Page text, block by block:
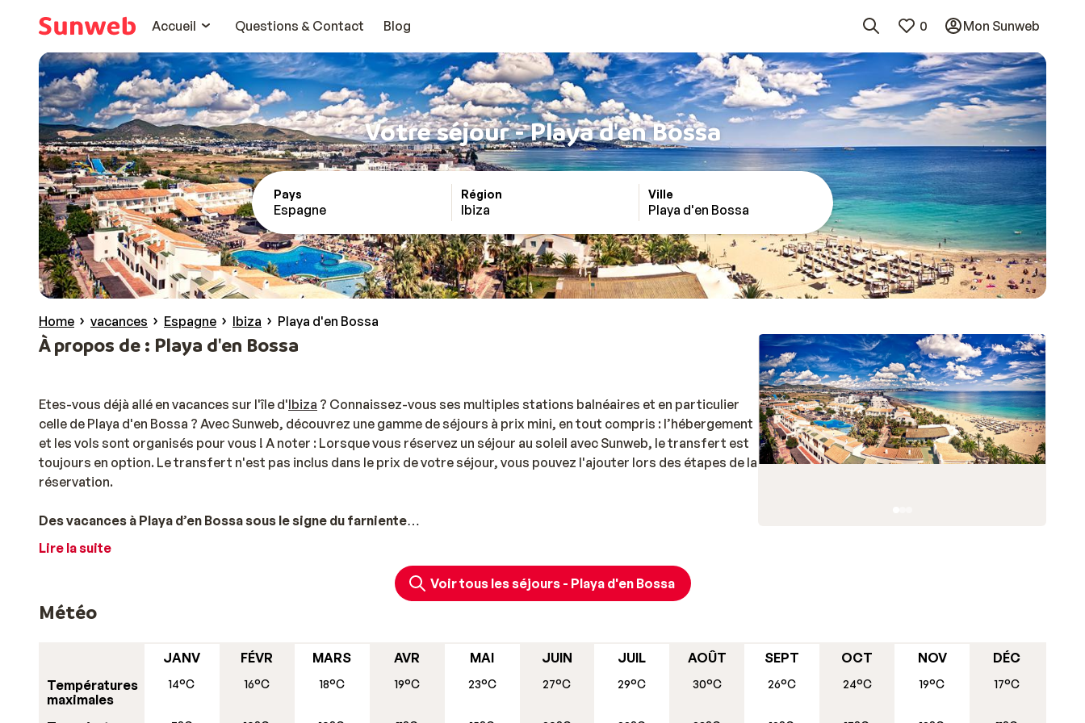
Accueil
Questions & Contact Blog 0 Mon Sunweb
Votre séjour - Playa d'en Bossa
Pays
Espagne
Région
Ibiza
Ville
Playa d'en Bossa
Home vacances Espagne Ibiza Playa d'en Bossa
À propos de : Playa d'en Bossa
Etes-vous déjà allé en vacances sur l'île d'Ibiza ? Connaissez-vous ses multiples stations balnéaires et en particulier
celle de Playa d'en Bossa ? Avec Sunweb, découvrez une gamme de séjours à prix mini, en tout compris : l’hébergement
et les vols sont organisés pour vous ! A noter : Lorsque vous réservez un séjour au soleil avec Sunweb, le transfert est
toujours en option. Le transfert n'est pas inclus dans le prix de votre séjour, vous pouvez l'ajouter lors des étapes de la
réservation.
Des vacances à Playa d’en Bossa sous le signe du farniente
Pourquoi pas un séjour à Playa d'en Bossa tout compris ? C'est l'une des plus populaires cités balnéaires. Les
amateurs de soleil, de sable fin, de plages, de jeux aquatiques ne s'y trompent pas.
tourisme. Les infrastructures permettent de bien recevoir les touristes. Les hôtels offrent un confort inégalé :
chambres lumineuses et climatisées avec vue sur la mer ou sur les luxurieux jardins à moins que ce ne soit sur la piscine.
Tout est fait pour que le touriste n'oublie pas son séjour : salles de jeux, de ping pong, spa, discothèques, spectacles...
Lire la suite
Voir tous les séjours - Playa d'en Bossa
Météo
Températures
maximales
JANV
14°C
FÉVR
16°C
MARS
18°C
AVR
19°C
MAI
23°C
JUIN
27°C
JUIL
29°C
AOÛT
30°C
SEPT
26°C
OCT
24°C
NOV
19°C
DÉC
17°C